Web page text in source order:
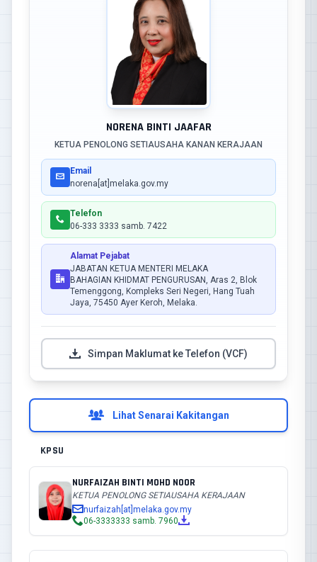
NORENA BINTI JAAFAR
KETUA PENOLONG SETIAUSAHA KANAN KERAJAAN
Email
norena[at]melaka.gov.my
Telefon
06-333 3333 samb. 7422
Alamat Pejabat
JABATAN KETUA MENTERI MELAKA
BAHAGIAN KHIDMAT PENGURUSAN, Aras 2, Blok
Temenggong, Kompleks Seri Negeri, Hang Tuah
Jaya, 75450 Ayer Keroh, Melaka.
Simpan Maklumat ke Telefon (VCF)
Lihat Senarai Kakitangan
KPSU
NURFAIZAH BINTI MOHD NOOR
KETUA PENOLONG SETIAUSAHA KERAJAAN
nurfaizah[at]melaka.gov.my
06-3333333 samb. 7960